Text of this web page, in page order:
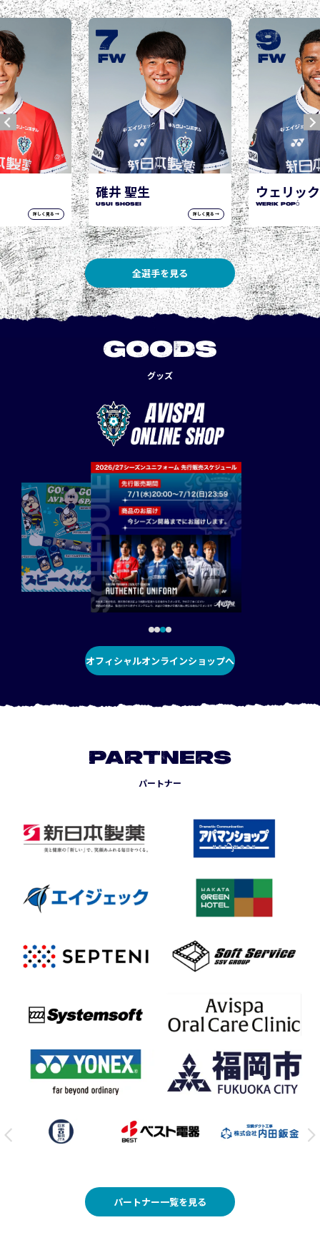
詳しく見る →
ウェリック ポポ
詳しく見る →
9
FW
全選手を見る
GOODS
グッズ
オフィシャルオンラインショップへ
PARTNERS
パートナー
パートナー一覧を見る